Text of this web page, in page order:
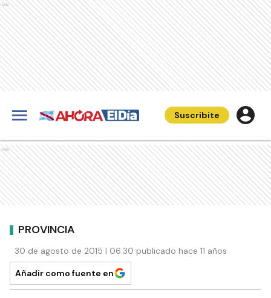
Ads
Suscribite
Ads
PROVINCIA
30 de agosto de 2015 | 06:30 publicado hace 11 años
Añadir como fuente en